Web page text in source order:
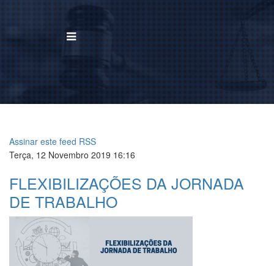
Assinar este feed RSS
Terça, 12 Novembro 2019 16:16
FLEXIBILIZAÇÕES DA JORNADA
DE TRABALHO
BUSCAR
Institucional
Treinamentos
Notícias
Trabalhe Conosco